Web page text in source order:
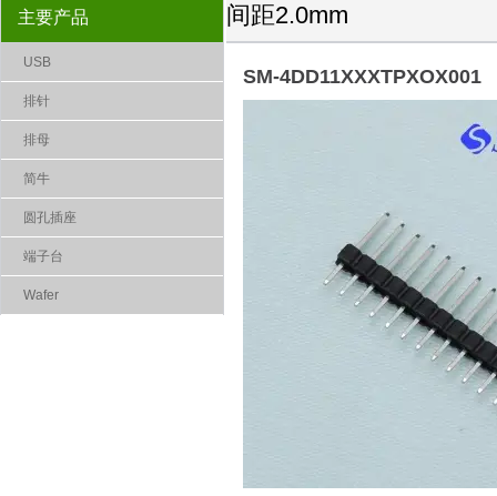
主要产品
USB
排针
排母
简牛
圆孔插座
端子台
Wafer
间距2.0mm
SM-4DD11XXXTPXOX001